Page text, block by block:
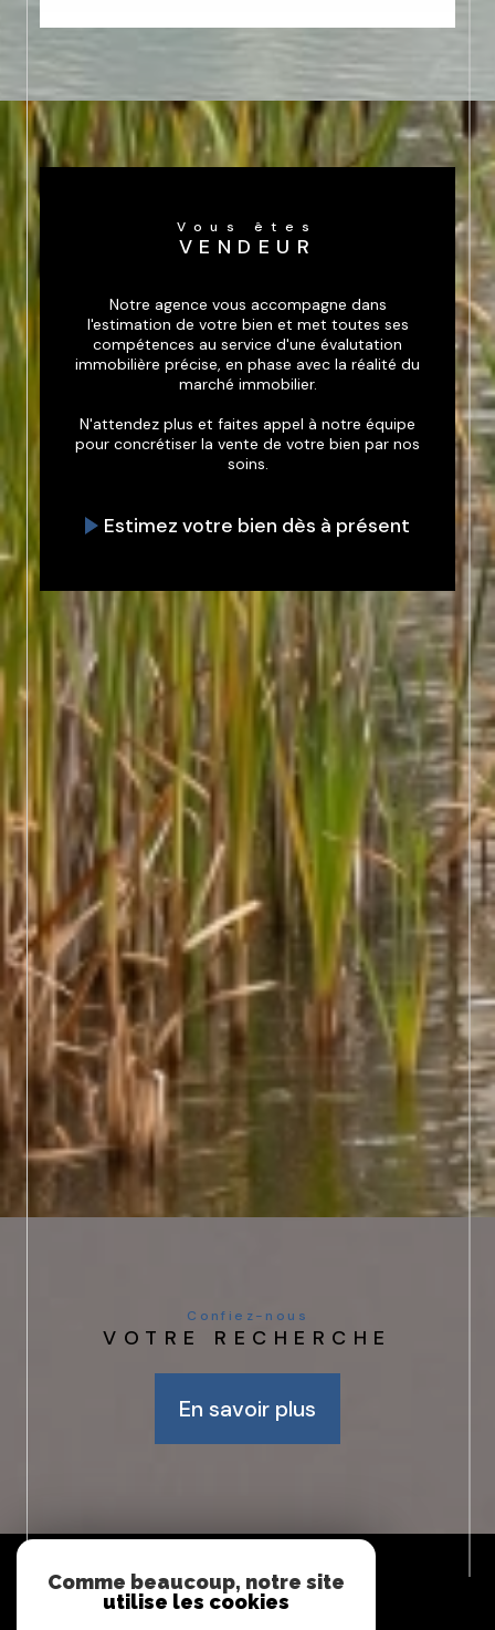
Vous êtes
VENDEUR
Notre agence vous accompagne dans
l'estimation de votre bien et met toutes ses
compétences au service d'une évalutation
immobilière précise, en phase avec la réalité du
marché immobilier.
N'attendez plus et faites appel à notre équipe
pour concrétiser la vente de votre bien par nos
soins.
Estimez votre bien dès à présent
Confiez-nous
VOTRE RECHERCHE
En savoir plus
PROPRIÉTAIRE
Se connecter
Comme beaucoup, notre site
utilise les cookies